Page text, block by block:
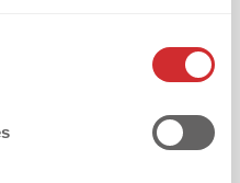
tra prodotto fisico
NFC o RFID, una